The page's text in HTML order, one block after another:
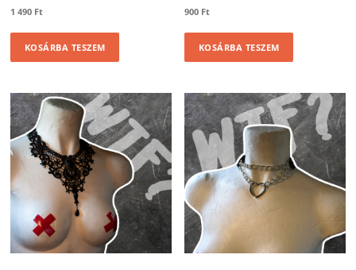
1 490 Ft
KOSÁRBA TESZEM
900 Ft
KOSÁRBA TESZEM